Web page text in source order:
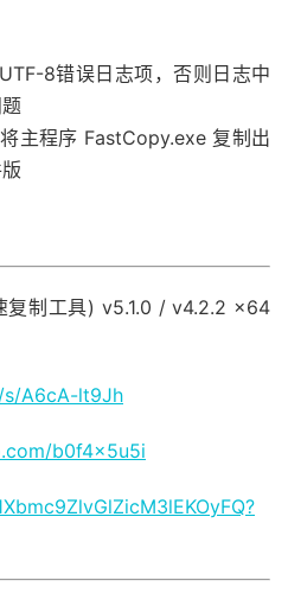
8错误日志项，否则日志中
主程序 FastCopy.exe 复制出
复制工具) v5.1.0 / v4.2.2 x64
s/A6cA-lt9Jh
b0f4x5u5i